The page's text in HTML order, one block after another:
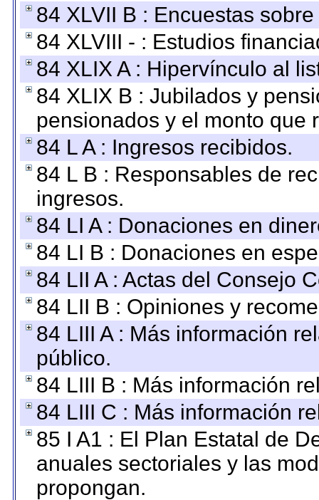
84 XLVII B : Encuestas
84 XLVIII - : Estudios
84 XLIX A : Hipervínculo al
84 XLIX B : Jubilados y
pensionados y el monto que
84 L A : Ingresos recibidos.
84 L B : Responsables de
ingresos.
84 LI A : Donaciones en
84 LI B : Donaciones en
84 LII A : Actas del Consejo
84 LII B : Opiniones y
84 LIII A : Más información
público.
84 LIII B : Más información
84 LIII C : Más información
85 I A1 : El Plan Estatal de
anuales sectoriales y las
propongan.